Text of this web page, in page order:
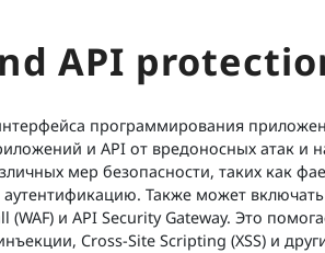
API
программирования
и API от вредоносных атак и
мер безопасности, таких как
Также может
и API Security Gateway. Это
Cross-Site Scripting (XSS) и